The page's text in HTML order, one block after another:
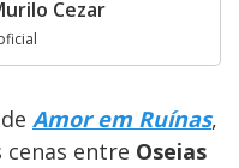
Cezar
Amor em Ruínas,
cenas entre Oseias